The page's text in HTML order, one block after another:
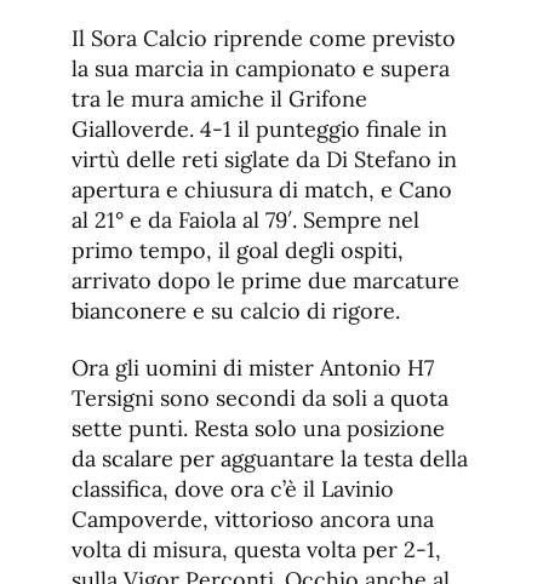
de
fuente
de
fuente.
Il Sora Calcio riprende come previsto
la sua marcia in campionato e supera
tra le mura amiche il Grifone
Gialloverde. 4-1 il punteggio finale in
virtù delle reti siglate da Di Stefano in
apertura e chiusura di match, e Cano
al 21° e da Faiola al 79′. Sempre nel
primo tempo, il goal degli ospiti,
arrivato dopo le prime due marcature
bianconere e su calcio di rigore.
Ora gli uomini di mister Antonio H7
Tersigni sono secondi da soli a quota
sette punti. Resta solo una posizione
da scalare per agguantare la testa della
classifica, dove ora c’è il Lavinio
Campoverde, vittorioso ancora una
volta di misura, questa volta per 2-1,